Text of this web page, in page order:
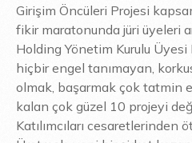
Girişim Öncüleri Projesi
fikir maratonunda jüri üyeleri
Holding Yönetim Kurulu
hiçbir engel tanımayan,
olmak, başarmak çok tatmin
kalan çok güzel 10 projeyi
Katılımcıları cesaretlerinden